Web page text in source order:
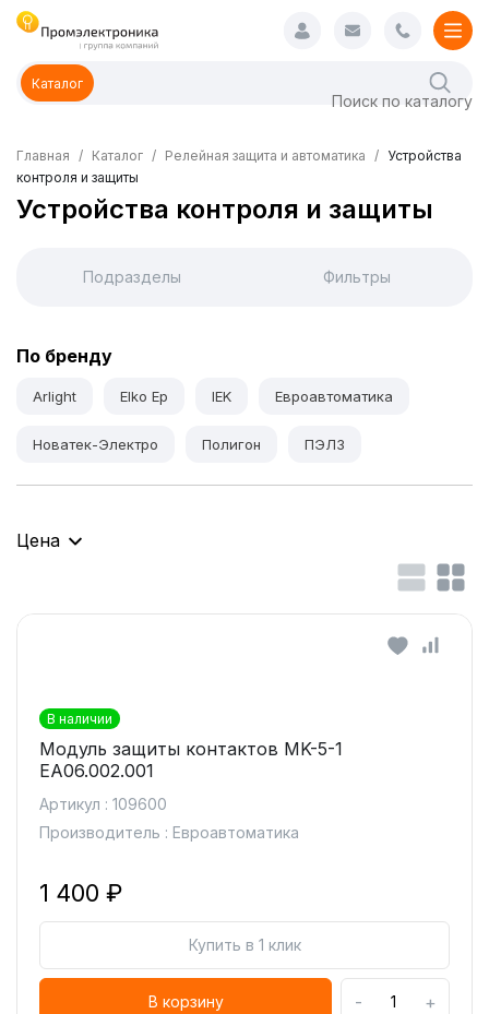
Каталог
Главная Каталог Релейная защита и автоматика
Устройства
контроля и защиты
Устройства контроля и защиты
Подразделы Фильтры
По бренду
Arlight Elko Ep IEK Евроавтоматика
Новатек-Электро Полигон ПЭЛЗ
Цена
В наличии
Модуль защиты контактов MK-5-1
EA06.002.001
Артикул : 109600
Производитель : Евроавтоматика
1 400 ₽
Купить в 1 клик
В корзину - +